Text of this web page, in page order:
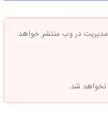
در وب منتشر خواهد
نخواهد شد.